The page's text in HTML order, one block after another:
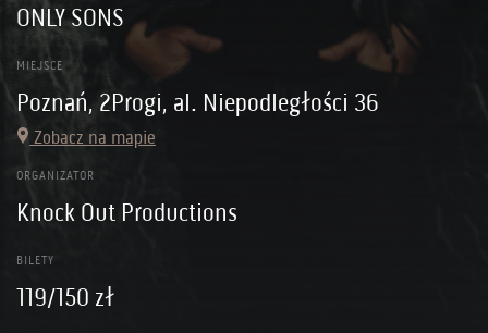
ONLY SONS
MIEJSCE
Poznań, 2Progi, al. Niepodległości 36
Zobacz na mapie
ORGANIZATOR
Knock Out Productions
BILETY
119/150 zł